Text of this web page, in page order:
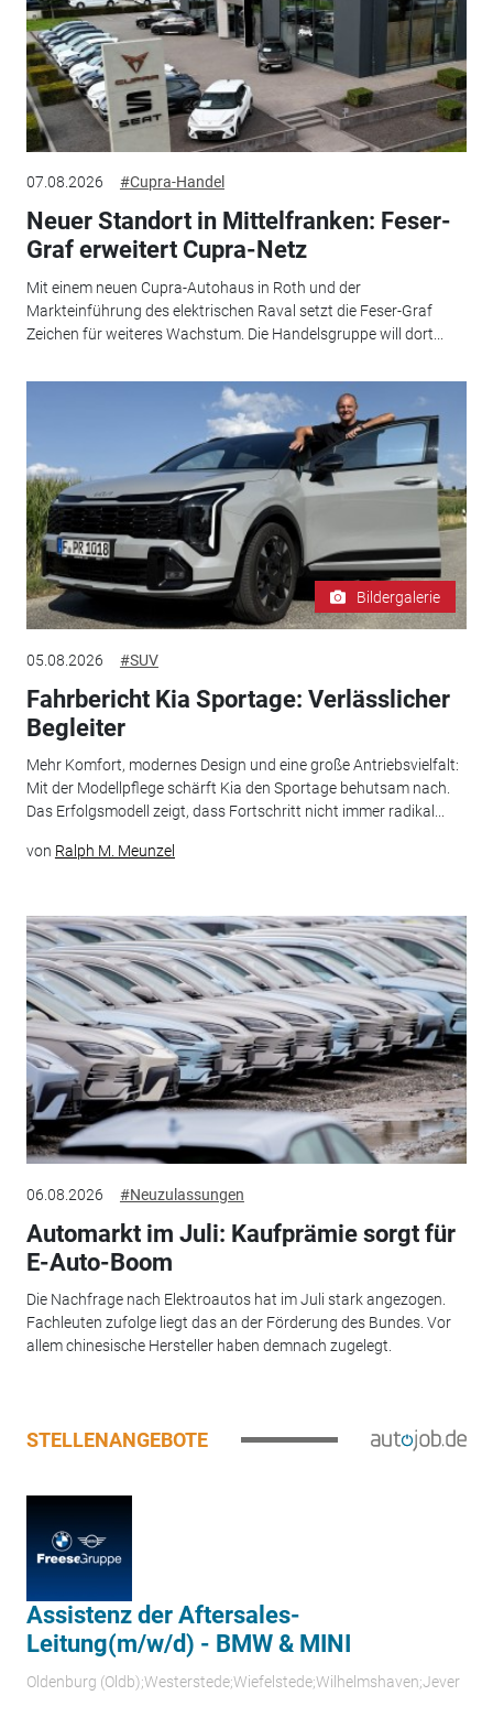
07.08.2026 #Cupra-Handel
Neuer Standort in Mittelfranken: Feser-
Graf erweitert Cupra-Netz
Mit einem neuen Cupra-Autohaus in Roth und der
Markteinführung des elektrischen Raval setzt die Feser-Graf
Zeichen für weiteres Wachstum. Die Handelsgruppe will dort...
Bildergalerie
05.08.2026 #SUV
Fahrbericht Kia Sportage: Verlässlicher
Begleiter
Mehr Komfort, modernes Design und eine große Antriebsvielfalt:
Mit der Modellpflege schärft Kia den Sportage behutsam nach.
Das Erfolgsmodell zeigt, dass Fortschritt nicht immer radikal...
von Ralph M. Meunzel
06.08.2026 #Neuzulassungen
Automarkt im Juli: Kaufprämie sorgt für
E-Auto-Boom
Die Nachfrage nach Elektroautos hat im Juli stark angezogen.
Fachleuten zufolge liegt das an der Förderung des Bundes. Vor
allem chinesische Hersteller haben demnach zugelegt.
STELLENANGEBOTE
Assistenz der Aftersales-
Leitung(m/w/d) - BMW & MINI
Oldenburg (Oldb);Westerstede;Wiefelstede;Wilhelmshaven;Jever